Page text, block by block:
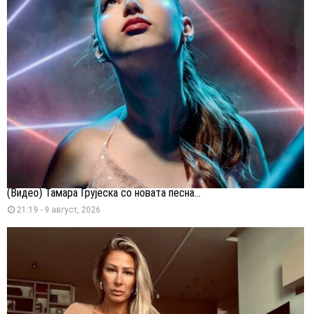
(Видео) Тамара Грујеска со новата песна...
21:19 - 9 август, 2026